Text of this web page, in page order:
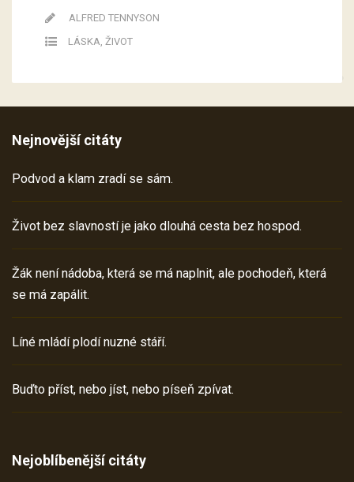
ALFRED TENNYSON
LÁSKA, ŽIVOT
Nejnovější citáty
Podvod a klam zradí se sám.
Život bez slavností je jako dlouhá cesta bez hospod.
Žák není nádoba, která se má naplnit, ale pochodeň, která
se má zapálit.
Líné mládí plodí nuzné stáří.
Buďto příst, nebo jíst, nebo píseň zpívat.
Nejoblíbenější citáty